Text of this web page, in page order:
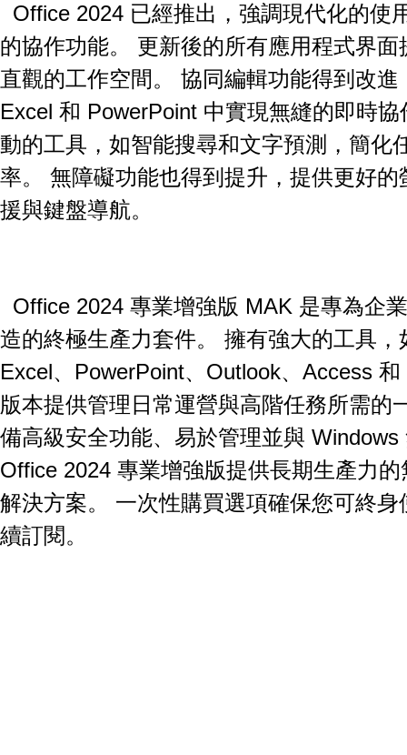
Office 2024 已經推出，強調現代化的使
的協作功能。
更新後的所有應用程式界面
直觀的工作空間。
協同編輯功能得到改進
Excel 和 PowerPoint 中實現無縫的即時協
動的工具，如智能搜尋和文字預測，簡化
率。
無障礙功能也得到提升，提供更好的
援與鍵盤導航。
Office 2024 專業增強版 MAK 是專為企
造的終極生產力套件。
擁有強大的工具，
Excel、PowerPoint、Outlook、Access
版本提供管理日常運營與高階任務所需的
備高級安全功能、易於管理並與 Windows
Office 2024 專業增強版提供長期生產力
解決方案。
一次性購買選項確保您可終身
續訂閱。